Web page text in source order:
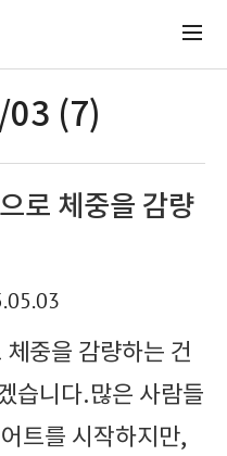
(7)
로 체중을 감량
중을 감량하는 건
습니다.많은 사람들
트를 시작하지만,